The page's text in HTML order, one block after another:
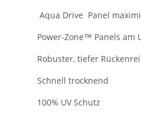
Aqua Drive Panel
Power-Zone™ Panels am
Robuster, tiefer
Schnell trocknend
100% UV Schutz